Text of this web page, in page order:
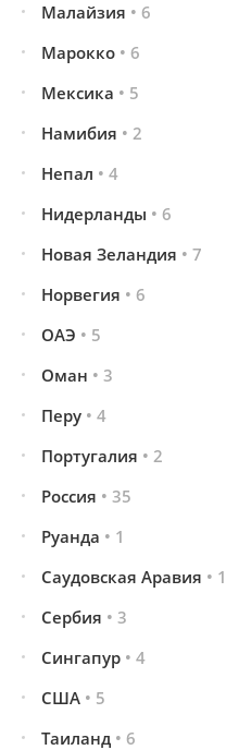
Малайзия • 6
Марокко • 6
Мексика • 5
Намибия • 2
Непал • 4
Нидерланды • 6
Новая Зеландия • 7
Норвегия • 6
ОАЭ • 5
Оман • 3
Перу • 4
Португалия • 2
Россия • 35
Руанда • 1
Саудовская Аравия • 1
Сербия • 3
Сингапур • 4
США • 5
Таиланд • 6